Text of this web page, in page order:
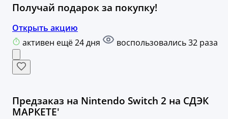
Получай подарок за покупку!
Открыть акцию
активен ещё 24 дня
воспользовались 32 раза
Предзаказ на Nintendo Switch 2 на СДЭК
МАРКЕТЕ'